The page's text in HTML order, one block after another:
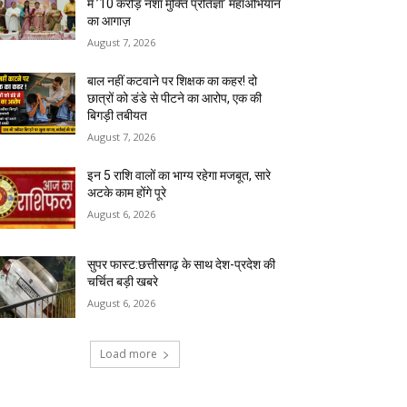
में ’10 करोड़ नशा मुक्ति प्रतिज्ञा’ महाअभियान
का आगाज़
August 7, 2026
बाल नहीं कटवाने पर शिक्षक का कहर! दो
छात्रों को डंडे से पीटने का आरोप, एक की
बिगड़ी तबीयत
August 7, 2026
इन 5 राशि वालों का भाग्य रहेगा मजबूत, सारे
अटके काम होंगे पूरे
August 6, 2026
सुपर फास्ट:छत्तीसगढ़ के साथ देश-प्रदेश की
चर्चित बड़ी खबरे
August 6, 2026
Load more